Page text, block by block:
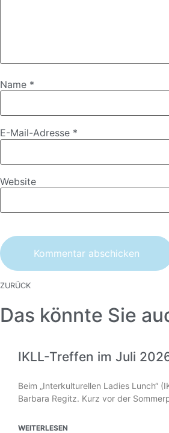
Name *
E-Mail-Adresse *
Website
ZURÜCK
Das könnte Sie
IKLL-Treffen im Juli
Beim „Interkulturellen Ladies Lunch“
Barbara Regitz. Kurz vor der
WEITERLESEN